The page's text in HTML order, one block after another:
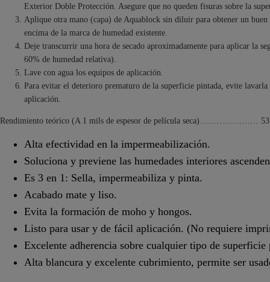
Exterior Doble Protección. Asegure que no queden fisuras sobre la
Aplique otra mano (capa) de Aquablock sin diluir para obtener un
encima de la marca de humedad existente.
Deje transcurrir una hora de secado aproximadamente para aplicar la
60% de humedad relativa).
Lave con agua los equipos de aplicación.
Para evitar el deterioro prematuro de la superficie pintada, evite
aplicación.
Rendimiento teórico (A 1 mils de espesor de película seca)………………… 53
Alta efectividad en la impermeabilización.
Soluciona y previene las humedades interiores
Es 3 en 1: Sella, impermeabiliza y pinta.
Acabado mate y liso.
Evita la formación de moho y hongos.
Listo para usar y de fácil aplicación. (No requiere
Excelente adherencia sobre cualquier tipo de superficie
Alta blancura y excelente cubrimiento, permite ser